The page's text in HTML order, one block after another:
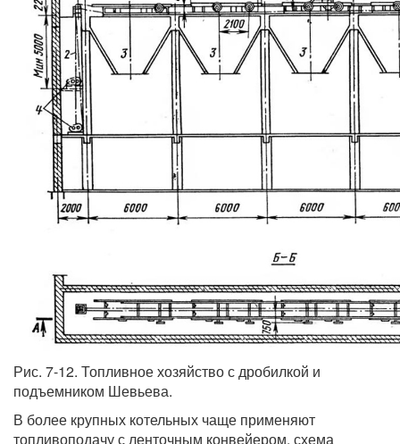
Рис. 7-12. Топливное хозяйство с дробилкой и
подъемником Шевьева.
В более крупных котельных чаще применяют
топливоподачу с ленточным конвейером, схема